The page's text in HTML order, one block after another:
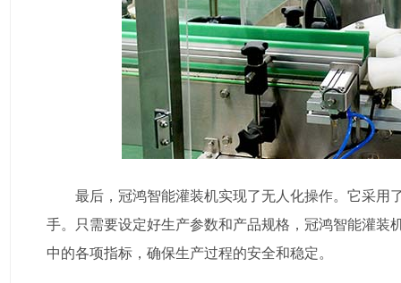
最后，冠鸿智能灌装机实现了无人化操作。它采
手。只需要设定好生产参数和产品规格，冠鸿智能灌
中的各项指标，确保生产过程的安全和稳定。